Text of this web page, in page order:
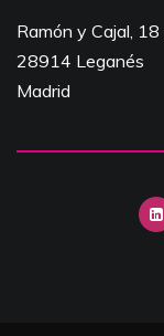
Ramón y Cajal,
28914 Leganés
Madrid